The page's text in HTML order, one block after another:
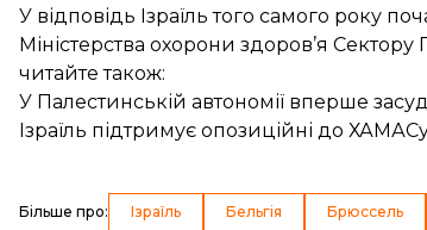
У відповідь Ізраїль того самого року
Міністерства охорони здоров’я
читайте також:
У Палестинській автономії вперше
Ізраїль підтримує опозиційні до
Більше про: Ізраїль Бельгія Брюссель